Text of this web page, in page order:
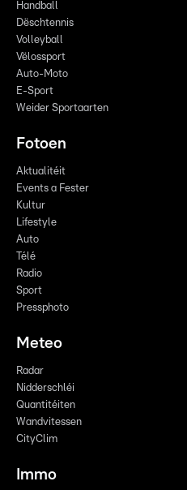
Handball
Dëschtennis
Volleyball
Vëlossport
Auto-Moto
E-Sport
Weider Sportaarten
Fotoen
Aktualitéit
Events a Fester
Kultur
Lifestyle
Auto
Télé
Radio
Sport
Pressphoto
Meteo
Radar
Nidderschléi
Quantitéiten
Wandvitessen
CityClim
Immo